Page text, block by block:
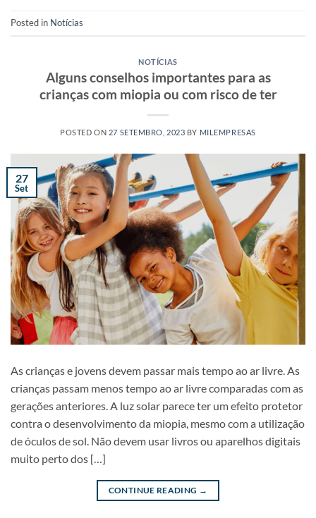
Posted in Notícias
NOTÍCIAS
Alguns conselhos importantes para as
crianças com miopia ou com risco de ter
POSTED ON 27 SETEMBRO, 2023 BY MILEMPRESAS
27
Set
As crianças e jovens devem passar mais tempo ao ar livre. As
crianças passam menos tempo ao ar livre comparadas com as
gerações anteriores. A luz solar parece ter um efeito protetor
contra o desenvolvimento da miopia, mesmo com a utilização
de óculos de sol. Não devem usar livros ou aparelhos digitais
muito perto dos […]
CONTINUE READING →